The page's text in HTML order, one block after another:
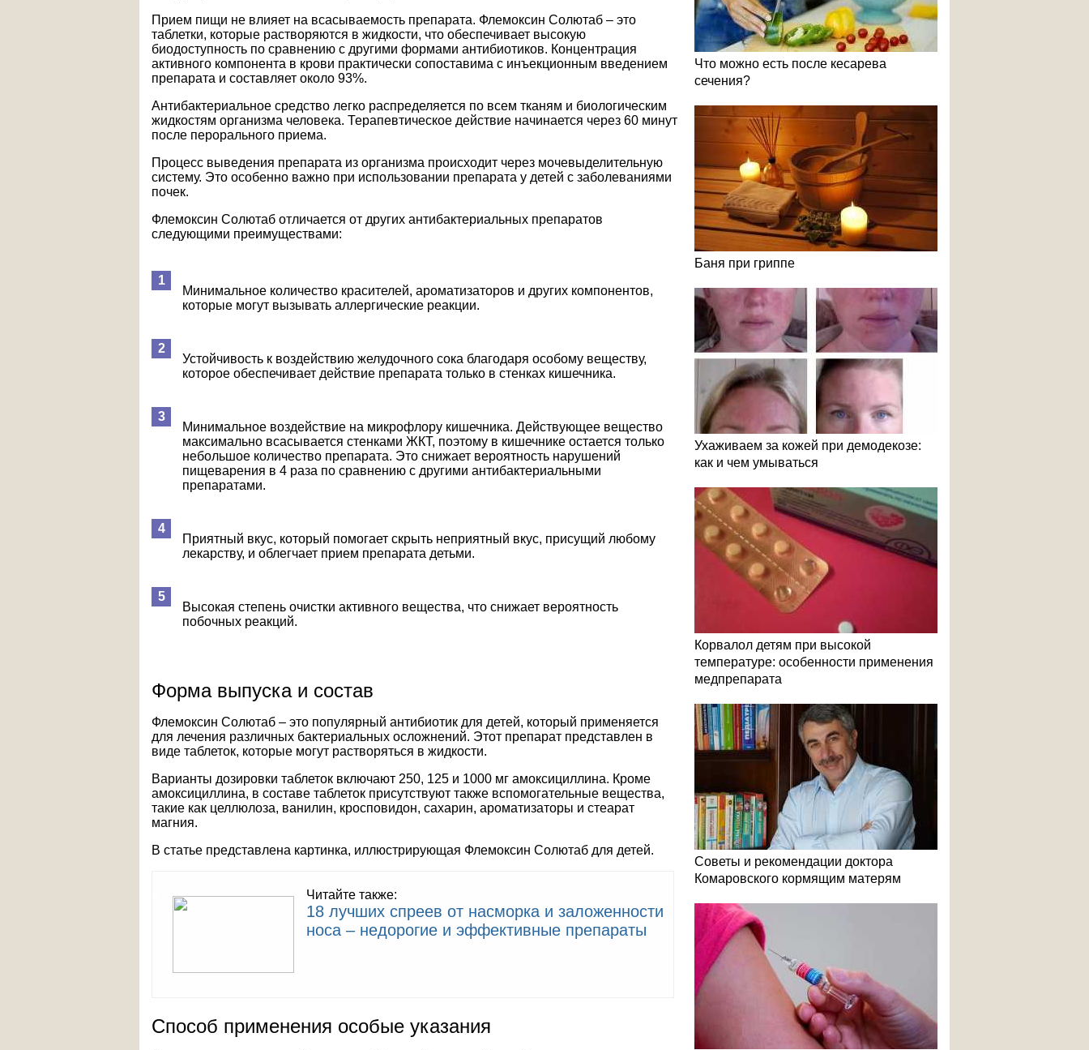
Прием пищи не влияет на всасываемость препарата. Флемоксин Солютаб – это
таблетки, которые растворяются в жидкости, что обеспечивает высокую
биодоступность по сравнению с другими формами антибиотиков. Концентрация
активного компонента в крови практически сопоставима с инъекционным введением
препарата и составляет около 93%.
Антибактериальное средство легко распределяется по всем тканям и биологическим
жидкостям организма человека. Терапевтическое действие начинается через 60 минут
после перорального приема.
Процесс выведения препарата из организма происходит через мочевыделительную
систему. Это особенно важно при использовании препарата у детей с заболеваниями
почек.
Флемоксин Солютаб отличается от других антибактериальных препаратов
следующими преимуществами:
Минимальное количество красителей, ароматизаторов и других компонентов,
которые могут вызывать аллергические реакции.
Устойчивость к воздействию желудочного сока благодаря особому веществу,
которое обеспечивает действие препарата только в стенках кишечника.
Минимальное воздействие на микрофлору кишечника. Действующее вещество
максимально всасывается стенками ЖКТ, поэтому в кишечнике остается только
небольшое количество препарата. Это снижает вероятность нарушений
пищеварения в 4 раза по сравнению с другими антибактериальными
препаратами.
Приятный вкус, который помогает скрыть неприятный вкус, присущий любому
лекарству, и облегчает прием препарата детьми.
Высокая степень очистки активного вещества, что снижает вероятность
побочных реакций.
Форма выпуска и состав
Флемоксин Солютаб – это популярный антибиотик для детей, который применяется
для лечения различных бактериальных осложнений. Этот препарат представлен в
виде таблеток, которые могут растворяться в жидкости.
Варианты дозировки таблеток включают 250, 125 и 1000 мг амоксициллина. Кроме
амоксициллина, в составе таблеток присутствуют также вспомогательные вещества,
такие как целлюлоза, ванилин, кросповидон, сахарин, ароматизаторы и стеарат
магния.
В статье представлена картинка, иллюстрирующая Флемоксин Солютаб для детей.
Читайте также:
18 лучших спреев от насморка и заложенности
носа – недорогие и эффективные препараты
Способ применения особые указания
Что можно есть после кесарева
сечения?
Баня при гриппе
Ухаживаем за кожей при демодекозе:
как и чем умываться
Корвалол детям при высокой
температуре: особенности применения
медпрепарата
Советы и рекомендации доктора
Комаровского кормящим матерям